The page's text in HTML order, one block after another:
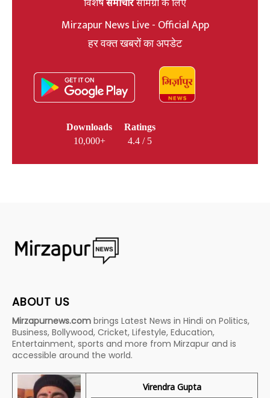
Mirzapur News Live - Official App
हर वक्त खबरों का अपडेट
Downloads
10,000+
Ratings
4.4 / 5
ABOUT US
Mirzapurnews.com brings Latest News in Hindi on Politics,
Business, Bollywood, Cricket, Lifestyle, Education,
Entertainment, sports and more from Mirzapur and is
accessible around the world.
Virendra Gupta